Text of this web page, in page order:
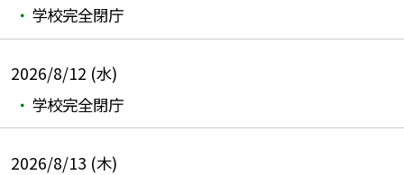
学校完全閉庁
2026/8/12 (水)
学校完全閉庁
2026/8/13 (木)